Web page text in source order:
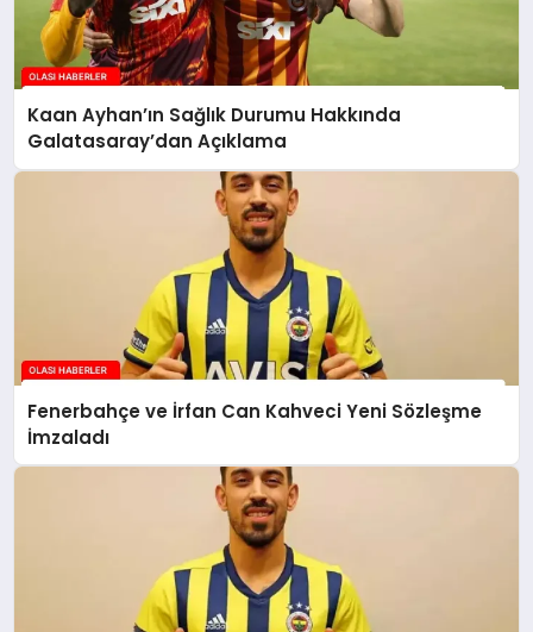
Kaan Ayhan’ın Sağlık Durumu Hakkında
Galatasaray’dan Açıklama
Fenerbahçe ve İrfan Can Kahveci Yeni Sözleşme
İmzaladı